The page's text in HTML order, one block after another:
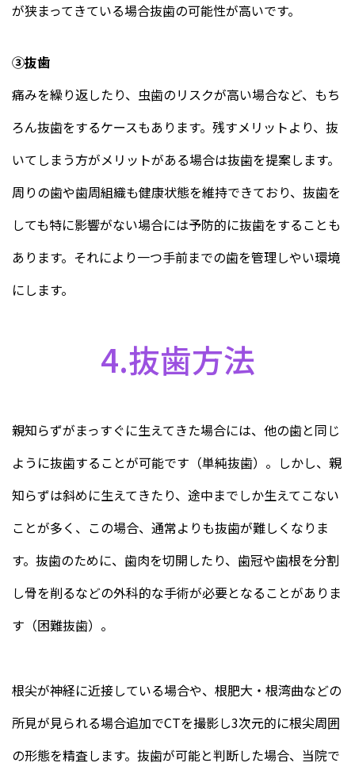
が狭まってきている場合抜歯の可能性が高いです。
③抜歯
痛みを繰り返したり、虫歯のリスクが高い場合など、もち
ろん抜歯をするケースもあります。残すメリットより、抜
いてしまう方がメリットがある場合は抜歯を提案します。
周りの歯や歯周組織も健康状態を維持できており、抜歯を
しても特に影響がない場合には予防的に抜歯をすることも
あります。それにより一つ手前までの歯を管理しやい環境
にします。
4.抜歯方法
親知らずがまっすぐに生えてきた場合には、他の歯と同じ
ように抜歯することが可能です（単純抜歯）。しかし、親
知らずは斜めに生えてきたり、途中までしか生えてこない
ことが多く、この場合、通常よりも抜歯が難しくなりま
す。抜歯のために、歯肉を切開したり、歯冠や歯根を分割
し骨を削るなどの外科的な手術が必要となることがありま
す（困難抜歯）。
根尖が神経に近接している場合や、根肥大・根湾曲などの
所見が見られる場合追加でCTを撮影し3次元的に根尖周囲
の形態を精査します。抜歯が可能と判断した場合、当院で